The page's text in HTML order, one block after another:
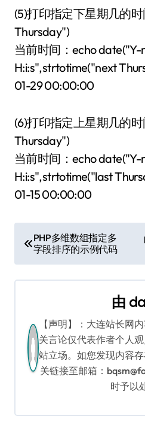
(5)打印指定下星期几的
Thursday")
当前时间：echo
H:i:s",strtotime("next
01-29 00:00:00
(6)打印指定上星期几的
Thursday")
当前时间：echo
H:i:s",strtotime("last
01-15 00:00:00
文
章
导
PHP多维数组指定多
字段排序的示例代码
由
【声明】：大连站长网
关言论仅代表作者个人
站立场。如您发现内容
关链接至邮箱：
时予以